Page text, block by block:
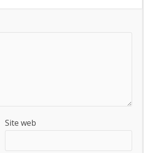
Site web